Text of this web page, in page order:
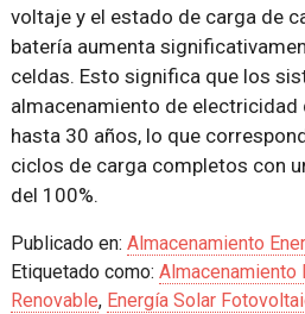
voltaje y el estado de carga de
batería aumenta
celdas. Esto significa que los
almacenamiento de electricidad
hasta 30 años, lo que
ciclos de carga completos con
del 100%.
Publicado en: Almacenamiento
Etiquetado como: Almacenamiento
Renovable, Energía Solar